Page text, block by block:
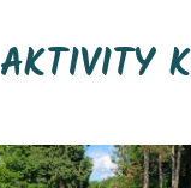
AKTIVITY